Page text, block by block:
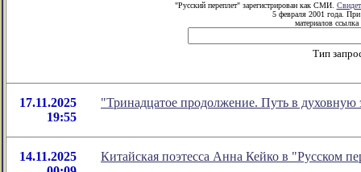
"Русский переплет" зарегистрирован как СМИ.
5 февраля 2001 года.
материалов
Тип
17.11.2025
19:55
"Тринадцатое продолжение. Путь в
14.11.2025
Китайская поэтесcа Анна Кейко в "Русском